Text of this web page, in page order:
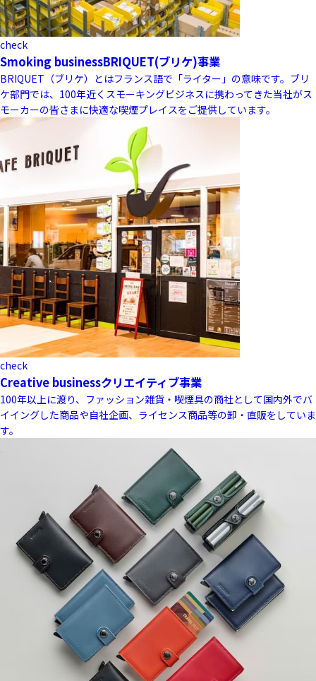
check
Smoking businessBRIQUET(ブリケ)事業
BRIQUET（ブリケ）とはフランス語で「ライター」の意味です。ブリ
ケ部門では、100年近くスモーキングビジネスに携わってきた当社がス
モーカーの皆さまに快適な喫煙プレイスをご提供しています。
check
Creative businessクリエイティブ事業
100年以上に渡り、ファッション雑貨・喫煙具の商社として国内外でバ
イイングした商品や自社企画、ライセンス商品等の卸・直販をしていま
す。